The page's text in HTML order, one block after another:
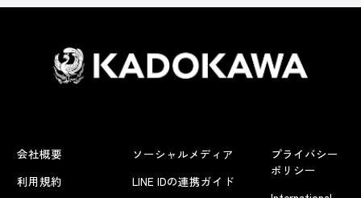
会社概要
利用規約
ソーシャルメディア
LINE IDの連携ガイド
プライバシー
ポリシー